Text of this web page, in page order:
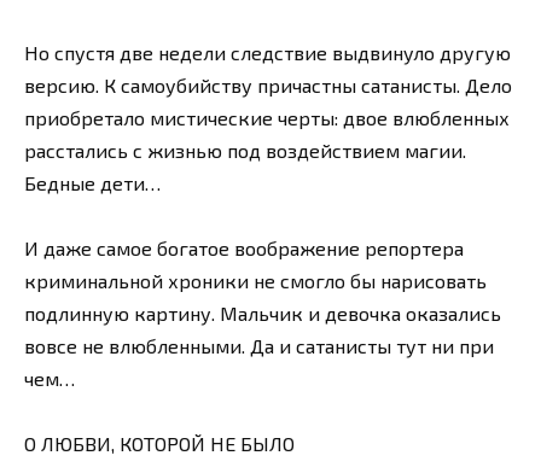
Но спустя две недели следствие выдвинуло другую
версию. К самоубийству причастны сатанисты. Дело
приобретало мистические черты: двое влюбленных
расстались с жизнью под воздействием магии.
Бедные дети…
И даже самое богатое воображение репортера
криминальной хроники не смогло бы нарисовать
подлинную картину. Мальчик и девочка оказались
вовсе не влюбленными. Да и сатанисты тут ни при
чем…
О ЛЮБВИ, КОТОРОЙ НЕ БЫЛО